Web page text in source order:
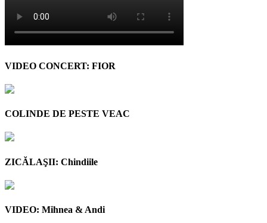
VIDEO CONCERT: FIOR
COLINDE DE PESTE VEAC
ZICĂLAŞII: Chindiile
VIDEO: Mihnea & Andi